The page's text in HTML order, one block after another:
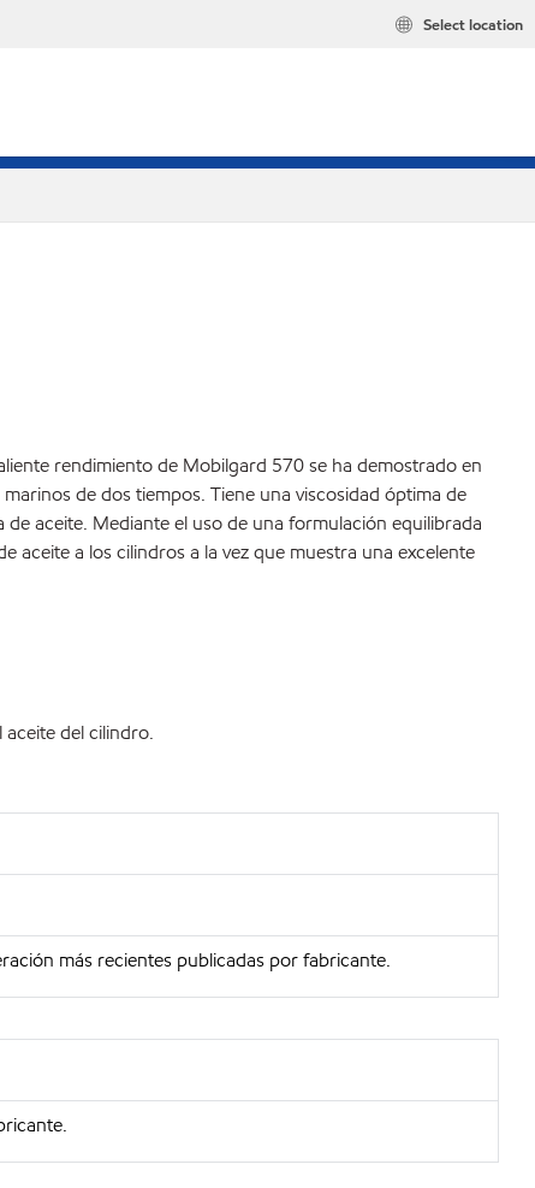
Select location
rendimiento de Mobilgard 570 se ha demostrado en
de dos tiempos. Tiene una viscosidad óptima de
aceite. Mediante el uso de una formulación equilibrada
a los cilindros a la vez que muestra una excelente
del cilindro.
más recientes publicadas por fabricante.